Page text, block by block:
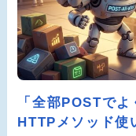
「全部POSTで
HTTPメソッド使